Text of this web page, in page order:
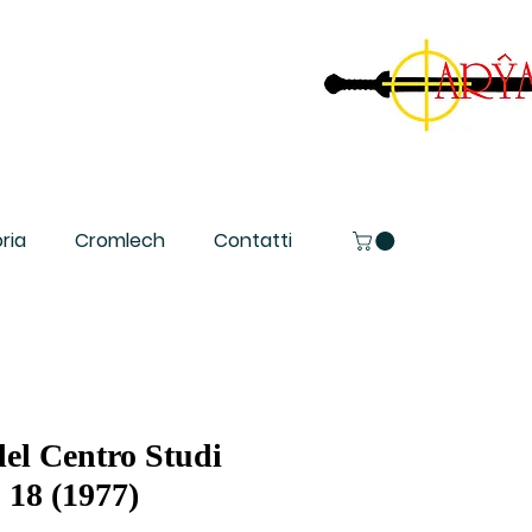
Cromlech Contatti
Centro Studi
(1977)